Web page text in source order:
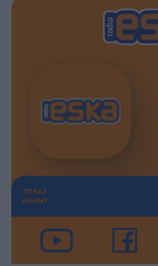
TERAZ
GRAMY